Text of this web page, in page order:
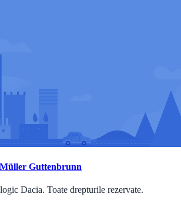
Guttenbrunn
Dacia. Toate drepturile rezervate.